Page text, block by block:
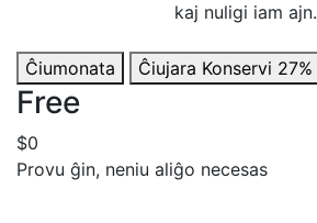
kaj nuligi iam ajn.
Ĉiumonata Ĉiujara Konservi 27%
Free
$0
Provu ĝin, neniu aliĝo necesas